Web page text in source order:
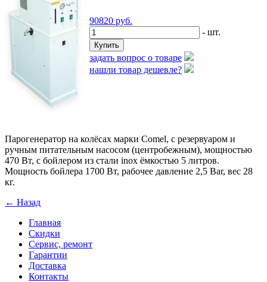
90820 руб.
- шт.
задать вопрос о товаре
нашли товар дешевле?
Парогенератор на колёсах марки Comel, с резервуаром и
ручным питательным насосом (центробежным), мощностью
470 Вт, с бойлером из стали inox ёмкостью 5 литров.
Мощность бойлера 1700 Вт, рабочее давление 2,5 Bar, вес 28
кг.
← Назад
Главная
Скидки
Сервис, ремонт
Гарантии
Доставка
Контакты